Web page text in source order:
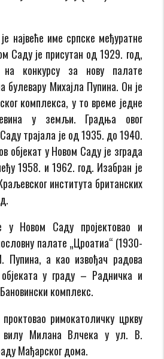
највеће име српске међуратне
Саду је присутан од 1929. год,
конкурсу за нову палате
булевару Михајла Пупина. Он је
комплекса, у то време једне
у земљи. Градња овог
трајала је од 1935. до 1940.
објекат у Новом Саду је зграда
1958. и 1962. год. Изабран је
института британских
у Новом Саду пројектовао и
палате „Цроатиа“ (1930-
Пупина, а као извођач радова
у граду – Радничка и
комплекс.
римокатоличку цркву
вилу Милана Влчека у ул. В.
Мађарског дома.